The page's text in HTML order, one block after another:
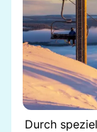
Durch